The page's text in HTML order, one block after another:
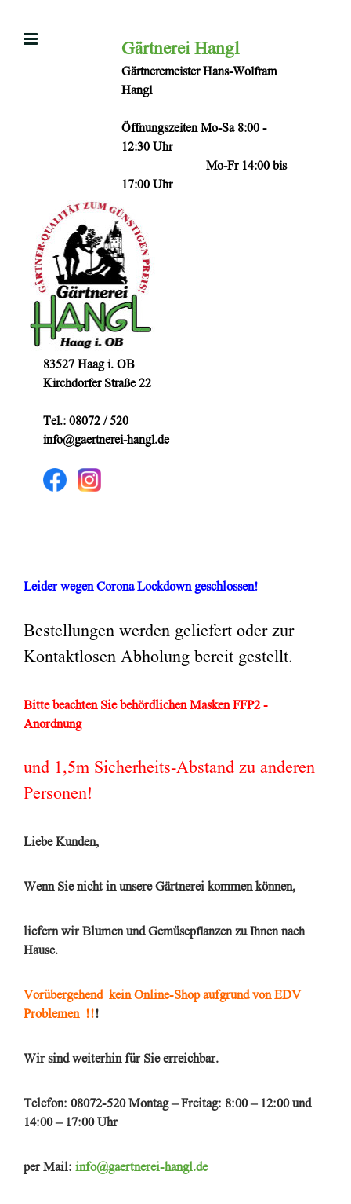
Inhalt
Gärtnerei Hangl
Gärtneremeister Hans-Wolfram
Hangl
Öffnungszeiten Mo-Sa 8:00 -
12:30 Uhr
Mo-Fr 14:00 bis
17:00 Uhr
83527 Haag i. OB
Kirchdorfer Straße 22
Tel.: 08072 / 520
info@gaertnerei-hangl.de
Leider wegen Corona Lockdown geschlossen!
Bestellungen werden geliefert oder zur
Kontaktlosen Abholung bereit gestellt.
Bitte beachten Sie behördlichen Masken FFP2 -
Anordnung
und 1,5m Sicherheits-Abstand zu anderen
Personen!
Liebe Kunden,
Wenn Sie nicht in unsere Gärtnerei kommen können,
liefern wir Blumen und Gemüsepflanzen zu Ihnen nach
Hause.
Vorübergehend kein Online-Shop aufgrund von EDV
Problemen !!!
Wir sind weiterhin für Sie erreichbar.
Telefon: 08072-520 Montag – Freitag: 8:00 – 12:00 und
14:00 – 17:00 Uhr
per Mail: info@gaertnerei-hangl.de